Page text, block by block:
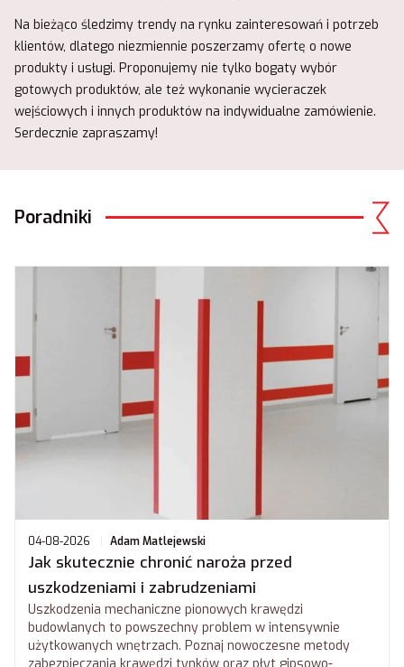
Na bieżąco śledzimy trendy na rynku zainteresowań i potrzeb
klientów, dlatego niezmiennie poszerzamy ofertę o nowe
produkty i usługi. Proponujemy nie tylko bogaty wybór
gotowych produktów, ale też wykonanie wycieraczek
wejściowych i innych produktów na indywidualne zamówienie.
Serdecznie zapraszamy!
Poradniki
04-08-2026 Adam Matlejewski
Jak skutecznie chronić naroża przed
uszkodzeniami i zabrudzeniami
Uszkodzenia mechaniczne pionowych krawędzi
budowlanych to powszechny problem w intensywnie
użytkowanych wnętrzach. Poznaj nowoczesne metody
zabezpieczania krawędzi tynków oraz płyt gipsowo-